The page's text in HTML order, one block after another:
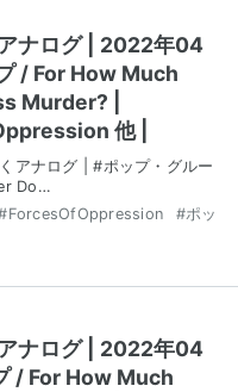
ナログ | 2022年04
/ For How Much
Murder? |
他 |
アナログ | #ポップ・グルー
Do…
ForcesOfOppression #ポッ
ナログ | 2022年04
/ For How Much